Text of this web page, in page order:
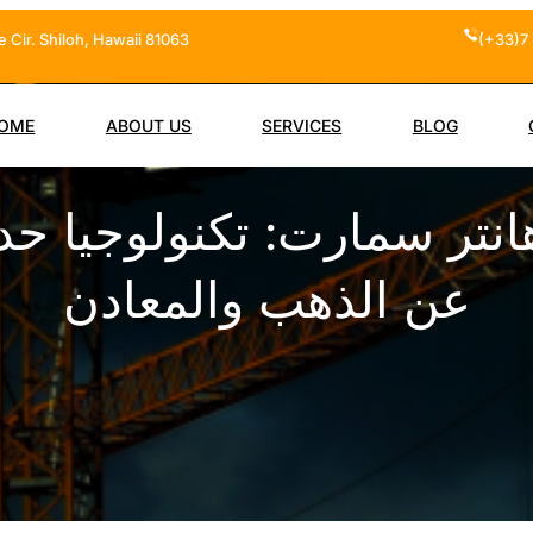
Cir. Shiloh, Hawaii 81063 (+33)7
ABOUT US SERVICES BLOG
سمارت: تكنولوجيا
عن الذهب والمعادن